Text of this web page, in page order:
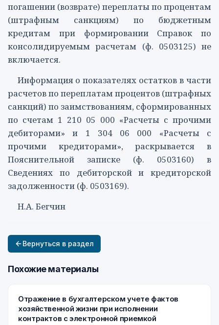
погашении (возврате) переплаты по процентам
(штрафным санкциям) по бюджетным
кредитам при формировании Справок по
консолидируемым расчетам (ф. 0503125) не
включается.
Информация о показателях остатков в части
расчетов по переплатам процентов (штрафных
санкций) по заимствованиям, сформированных
по счетам 1 210 05 000 «Расчеты с прочими
дебиторами» и 1 304 06 000 «Расчеты с
прочими кредиторами», раскрывается в
Пояснительной записке (ф. 0503160) в
Сведениях по дебиторской и кредиторской
задолженности (ф. 0503169).
Н.А. Бегчин
Вернуться в раздел
Похожие материалы
Отражение в бухгалтерском учете фактов
хозяйственной жизни при исполнении
контрактов с электронной приемкой